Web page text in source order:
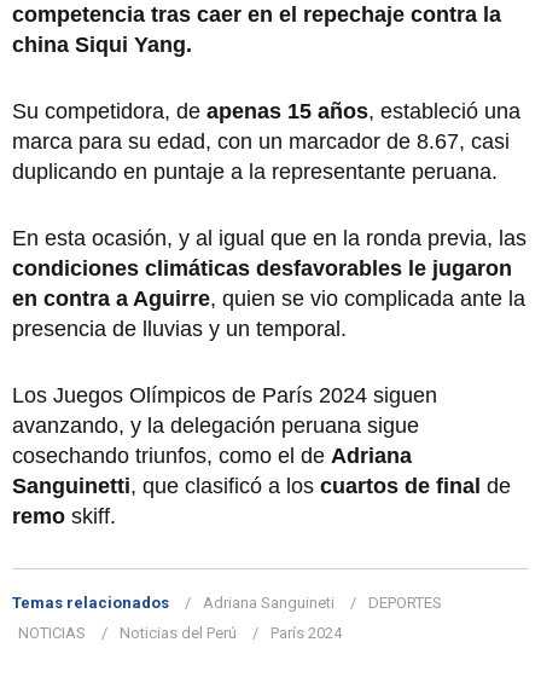
competencia tras caer en el repechaje contra la
china Siqui Yang.
Su competidora, de apenas 15 años, estableció una
marca para su edad, con un marcador de 8.67, casi
duplicando en puntaje a la representante peruana.
En esta ocasión, y al igual que en la ronda previa, las
condiciones climáticas desfavorables le jugaron
en contra a Aguirre, quien se vio complicada ante la
presencia de lluvias y un temporal.
Los Juegos Olímpicos de París 2024 siguen
avanzando, y la delegación peruana sigue
cosechando triunfos, como el de Adriana
Sanguinetti, que clasificó a los cuartos de final de
remo skiff.
Temas relacionados Adriana Sanguineti
DEPORTES
NOTICIAS
Noticias del Perú París 2024